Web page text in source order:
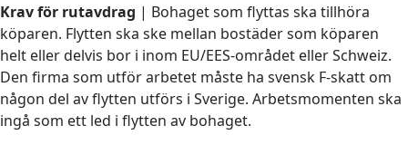
Krav för rutavdrag | Bohaget som flyttas ska tillhöra
köparen. Flytten ska ske mellan bostäder som köparen
helt eller delvis bor i inom EU/EES-området eller Schweiz.
Den firma som utför arbetet måste ha svensk F-skatt om
någon del av flytten utförs i Sverige. Arbetsmomenten ska
ingå som ett led i flytten av bohaget.